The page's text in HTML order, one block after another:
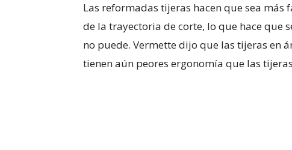
Las reformadas tijeras hacen que sea
de la trayectoria de corte, lo que hace que
no puede. Vermette dijo que las tijeras en
tienen aún peores ergonomía que las